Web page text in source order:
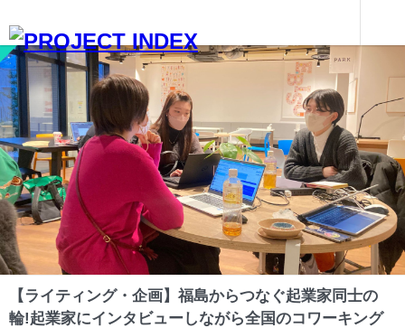
福島
【ライティング・企画】福島からつなぐ起業家同士の
輪!起業家にインタビューしながら全国のコワーキング